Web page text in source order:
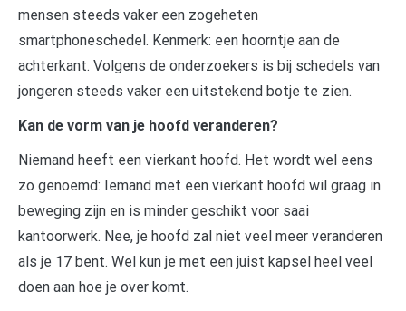
mensen steeds vaker een zogeheten
smartphoneschedel. Kenmerk: een hoorntje aan de
achterkant. Volgens de onderzoekers is bij schedels van
jongeren steeds vaker een uitstekend botje te zien.
Kan de vorm van je hoofd veranderen?
Niemand heeft een vierkant hoofd. Het wordt wel eens
zo genoemd: Iemand met een vierkant hoofd wil graag in
beweging zijn en is minder geschikt voor saai
kantoorwerk. Nee, je hoofd zal niet veel meer veranderen
als je 17 bent. Wel kun je met een juist kapsel heel veel
doen aan hoe je over komt.